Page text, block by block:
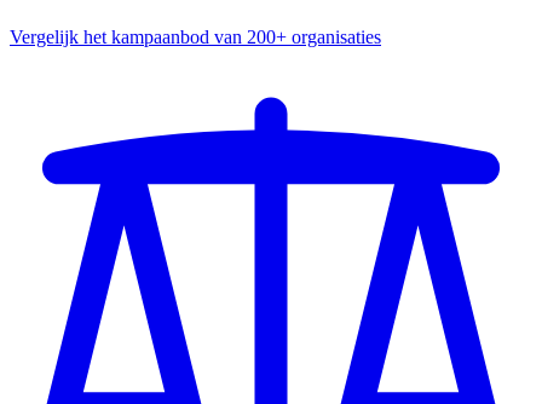
Vergelijk het kampaanbod van 200+ organisaties